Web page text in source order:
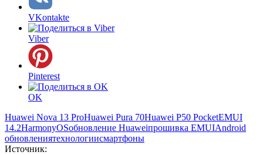
VKontakte
Viber
Pinterest
OK
Huawei Nova 13 ProHuawei Pura 70Huawei P50 PocketEMUI
14.2HarmonyOSобновление Huaweiпрошивка EMUIAndroid
обновлениятехнологиисмартфоны
Источник: